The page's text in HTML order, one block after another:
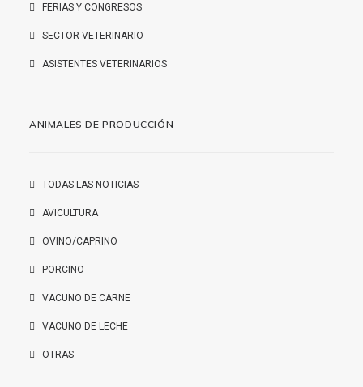
FERIAS Y CONGRESOS
SECTOR VETERINARIO
ASISTENTES VETERINARIOS
ANIMALES DE PRODUCCIÓN
TODAS LAS NOTICIAS
AVICULTURA
OVINO/CAPRINO
PORCINO
VACUNO DE CARNE
VACUNO DE LECHE
OTRAS